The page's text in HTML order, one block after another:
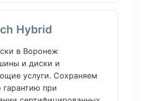
Hybrid
в Воронеж
и диски и
услуги. Сохраняем
при